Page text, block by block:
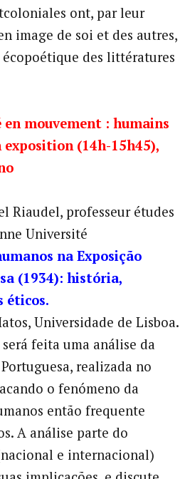
ont, par leur
image de soi et des autres,
des littératures
en mouvement : humains
(14h-15h45),
Riaudel, professeur études
Université
na Exposição
(1934): história,
éticos.
Universidade de Lisboa.
feita uma análise da
realizada no
o fenómeno da
então frequente
A análise parte do
e internacional)